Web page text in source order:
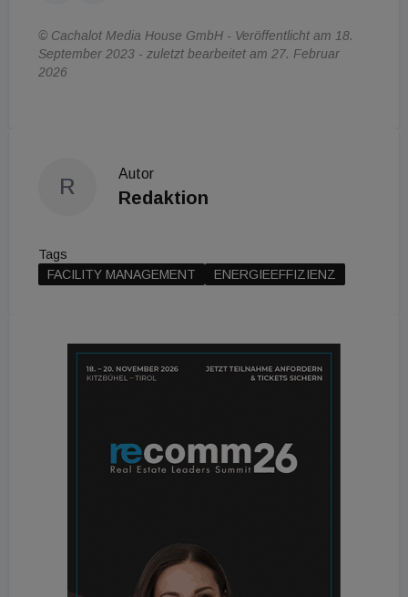
© Cachalot Media House GmbH - Veröffentlicht am 18.
September 2023 - zuletzt bearbeitet am 27. Februar
2026
R
Autor
Redaktion
Tags
FACILITY MANAGEMENT
ENERGIEEFFIZIENZ